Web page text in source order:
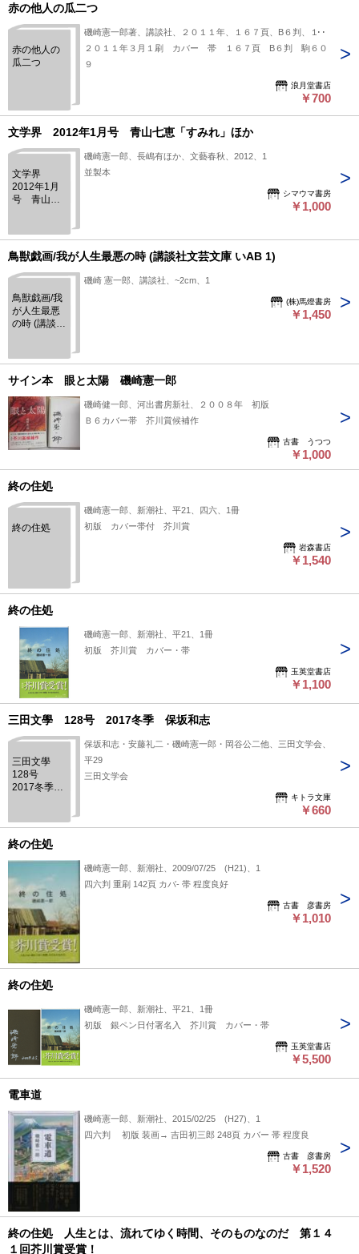
赤の他人の瓜二つ
赤の他人の
瓜二つ
磯崎憲一郎著、講談社、２０１１年、１６７頁、B６判、１冊
２０１１年３月１刷 カバー 帯 １６７頁 B６判 駒６０
９
浪月堂書店
￥700
文学界 2012年1月号 青山七恵「すみれ」ほか
文学界
2012年1月
号 青山七
磯崎憲一郎、長嶋有ほか、文藝春秋、2012、1
並製本
シマウマ書房
￥1,000
鳥獣戯画/我が人生最悪の時 (講談社文芸文庫 いAB 1)
鳥獣戯画/我
が人生最悪
の時 (講談社
磯崎 憲一郎、講談社、~2cm、1
(株)馬燈書房
￥1,450
サイン本 眼と太陽 磯崎憲一郎
磯崎健一郎、河出書房新社、２００８年 初版
Ｂ６カバー帯 芥川賞候補作
古書 うつつ
￥1,000
終の住処
終の住処
磯崎憲一郎、新潮社、平21、四六、1冊
初版 カバー帯付 芥川賞
岩森書店
￥1,540
終の住処
磯崎憲一郎、新潮社、平21、1冊
初版 芥川賞 カバー・帯
玉英堂書店
￥1,100
三田文學 128号 2017冬季 保坂和志
三田文學
128号
2017冬季
保坂和志・安藤礼二・磯崎憲一郎・岡谷公二他、三田文学会、
平29
三田文学会
キトラ文庫
￥660
終の住処
磯崎憲一郎、新潮社、2009/07/25 (H21)、1
四六判 重刷 142頁 カバ- 帯 程度良好
古書 彦書房
￥1,010
終の住処
磯崎憲一郎、新潮社、平21、1冊
初版 銀ペン日付署名入 芥川賞 カバー・帯
玉英堂書店
￥5,500
電車道
磯崎憲一郎、新潮社、2015/02/25 (H27)、1
四六判 初版 装画→ 吉田初三郎 248頁 カバー 帯 程度良
古書 彦書房
￥1,520
終の住処 人生とは、流れてゆく時間、そのものなのだ 第１４
１回芥川賞受賞！